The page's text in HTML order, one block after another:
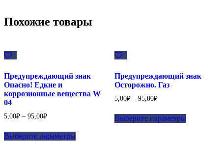
Похожие товары
Предупреждающий знак
Опасно! Едкие и
коррозионные вещества W
04
5,00₽ – 95,00₽
Выберите параметры
Предупреждающий знак
Осторожно. Газ
5,00₽– 95,00₽
Выберите параметры